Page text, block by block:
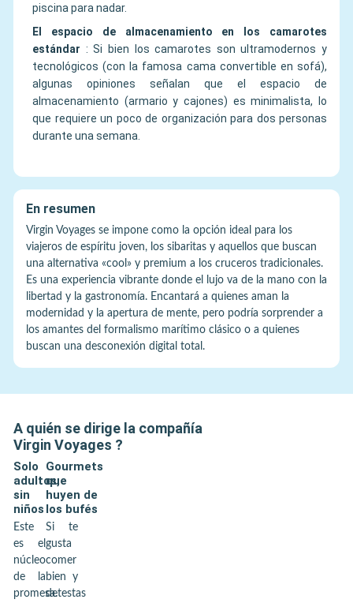
piscina para nadar.
El espacio de almacenamiento en los camarotes
estándar :Si bien los camarotes son ultramodernos y
tecnológicos (con la famosa cama convertible en sofá),
algunas opiniones señalan que el espacio de
almacenamiento (armario y cajones) es minimalista, lo
que requiere un poco de organización para dos personas
durante una semana.
En resumen
Virgin Voyages se impone como la opción ideal para los
viajeros de espíritu joven, los sibaritas y aquellos que buscan
una alternativa «cool» y premium a los cruceros tradicionales.
Es una experiencia vibrante donde el lujo va de la mano con la
libertad y la gastronomía. Encantará a quienes aman la
modernidad y la apertura de mente, pero podría sorprender a
los amantes del formalismo marítimo clásico o a quienes
buscan una desconexión digital total.
A quién se dirige la compañía
Virgin Voyages ?
Solo
adultos,
sin
niños
Este
es el
núcleo
de la
promesa.
Gourmets
que
huyen de
los bufés
Si te
gusta
comer
bien y
detestas